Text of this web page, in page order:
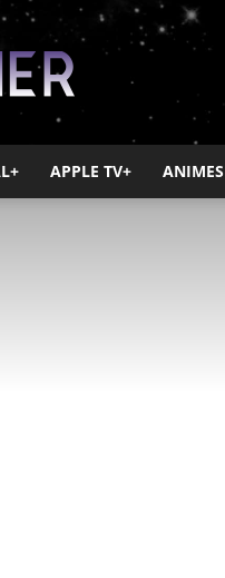
APPLE TV+ ANIMES